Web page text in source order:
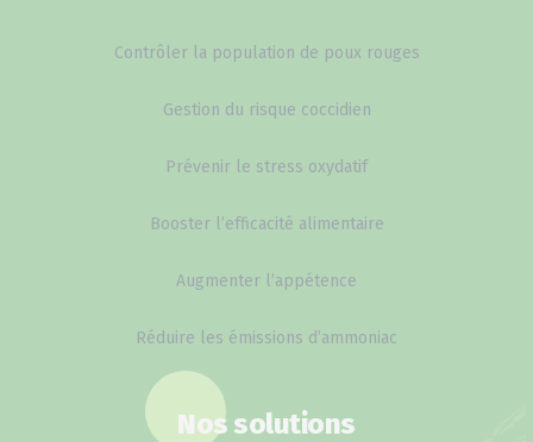
Contrôler la population de poux rouges
Gestion du risque coccidien
Prévenir le stress oxydatif
Booster l’efficacité alimentaire
Augmenter l’appétence
Réduire les émissions d’ammoniac
Nos solutions